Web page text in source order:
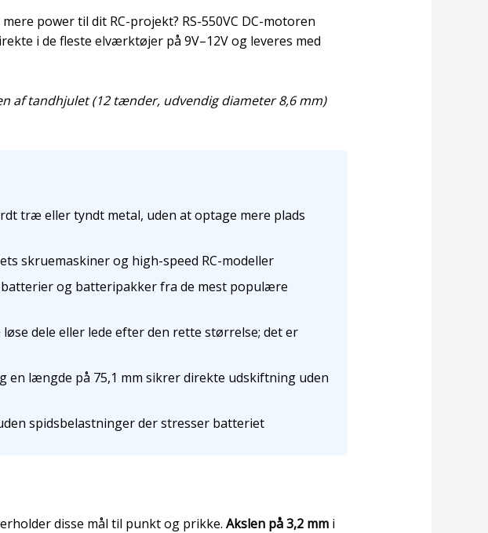
power til dit RC-projekt? RS-550VC DC-motoren
i de fleste elværktøjer på 9V–12V og leveres med
af tandhjulet (12 tænder, udvendig diameter 8,6 mm)
træ eller tyndt metal, uden at optage mere plads
skruemaskiner og high-speed RC-modeller
og batteripakker fra de mest populære
dele eller lede efter den rette størrelse; det er
længde på 75,1 mm sikrer direkte udskiftning uden
spidsbelastninger der stresser batteriet
disse mål til punkt og prikke. Akslen på 3,2 mmi